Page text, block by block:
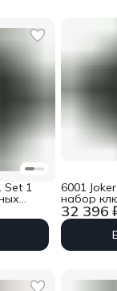
Set 1
11
32 396
6001
набор
10-19 мм